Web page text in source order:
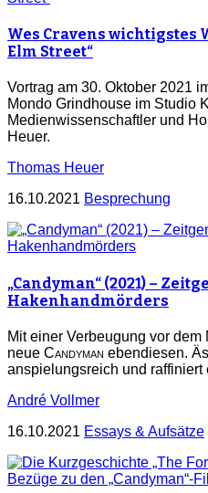
Wes Cravens wichtigstes
Elm Street“
Vortrag am 30. Oktober 2021
Mondo Grindhouse im Studio
Medienwissenschaftler und
Heuer.
Thomas Heuer
16.10.2021 Besprechung
„Candyman“ (2021) –
Hakenhandmörders
Mit einer Verbeugung vor
neue Candyman ebendiesen.
anspielungsreich und raffiniert
André Vollmer
16.10.2021 Essays & Aufsätze